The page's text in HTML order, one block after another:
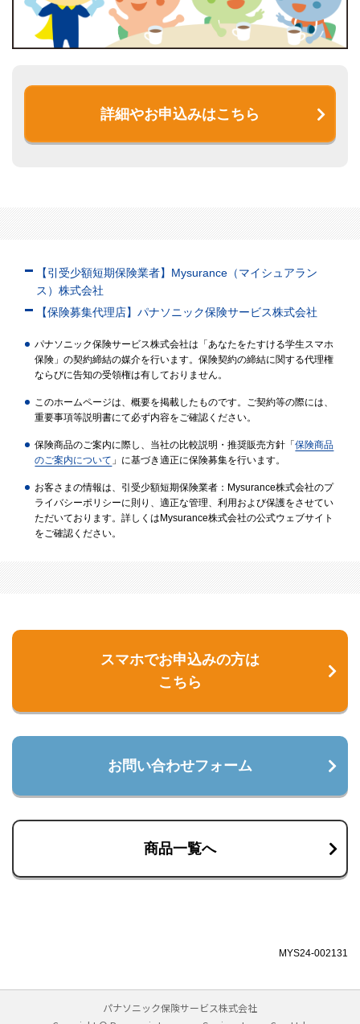
詳細やお申込みはこちら
【引受少額短期保険業者】Mysurance（マイシュアラン
ス）株式会社
【保険募集代理店】パナソニック保険サービス株式会社
パナソニック保険サービス株式会社は「あなたをたすける学生スマホ
保険」の契約締結の媒介を行います。保険契約の締結に関する代理権
ならびに告知の受領権は有しておりません。
このホームページは、概要を掲載したものです。ご契約等の際には、
重要事項等説明書にて必ず内容をご確認ください。
保険商品のご案内に際し、当社の比較説明・推奨販売方針「保険商品
のご案内について 」に基づき適正に保険募集を行います。
お客さまの情報は、引受少額短期保険業者：Mysurance株式会社のプ
ライバシーポリシーに則り、適正な管理、利用および保護をさせてい
ただいております。詳しくはMysurance株式会社の公式ウェブサイト
をご確認ください。
スマホでお申込みの方は
こちら
お問い合わせフォーム
商品一覧へ
MYS24-002131
パナソニック保険サービス株式会社